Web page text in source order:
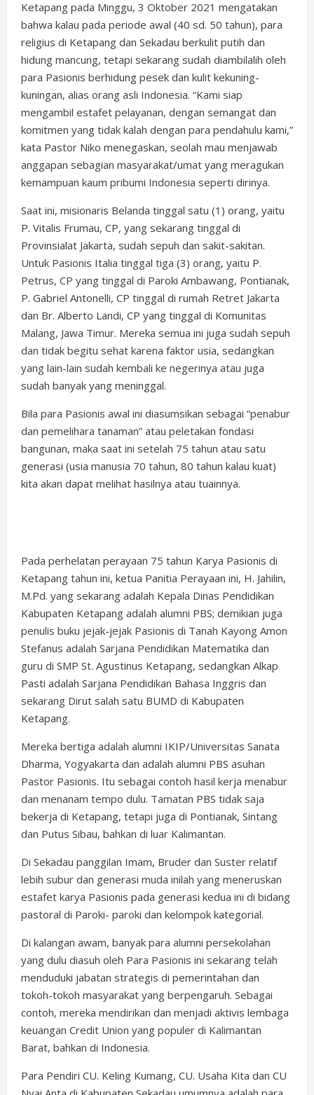
Ketapang pada Minggu, 3 Oktober 2021 mengatakan
bahwa kalau pada periode awal (40 sd. 50 tahun), para
religius di Ketapang dan Sekadau berkulit putih dan
hidung mancung, tetapi sekarang sudah diambilalih oleh
para Pasionis berhidung pesek dan kulit kekuning-
kuningan, alias orang asli Indonesia. “Kami siap
mengambil estafet pelayanan, dengan semangat dan
komitmen yang tidak kalah dengan para pendahulu kami,”
kata Pastor Niko menegaskan, seolah mau menjawab
anggapan sebagian masyarakat/umat yang meragukan
kemampuan kaum pribumi Indonesia seperti dirinya.
Saat ini, misionaris Belanda tinggal satu (1) orang, yaitu
P. Vitalis Frumau, CP, yang sekarang tinggal di
Provinsialat Jakarta, sudah sepuh dan sakit-sakitan.
Untuk Pasionis Italia tinggal tiga (3) orang, yaitu P.
Petrus, CP yang tinggal di Paroki Ambawang, Pontianak,
P. Gabriel Antonelli, CP tinggal di rumah Retret Jakarta
dan Br. Alberto Landi, CP yang tinggal di Komunitas
Malang, Jawa Timur. Mereka semua ini juga sudah sepuh
dan tidak begitu sehat karena faktor usia, sedangkan
yang lain-lain sudah kembali ke negerinya atau juga
sudah banyak yang meninggal.
Bila para Pasionis awal ini diasumsikan sebagai “penabur
dan pemelihara tanaman” atau peletakan fondasi
bangunan, maka saat ini setelah 75 tahun atau satu
generasi (usia manusia 70 tahun, 80 tahun kalau kuat)
kita akan dapat melihat hasilnya atau tuainnya.
Pada perhelatan perayaan 75 tahun Karya Pasionis di
Ketapang tahun ini, ketua Panitia Perayaan ini, H. Jahilin,
M.Pd. yang sekarang adalah Kepala Dinas Pendidikan
Kabupaten Ketapang adalah alumni PBS; demikian juga
penulis buku jejak-jejak Pasionis di Tanah Kayong Amon
Stefanus adalah Sarjana Pendidikan Matematika dan
guru di SMP St. Agustinus Ketapang, sedangkan Alkap
Pasti adalah Sarjana Pendidikan Bahasa Inggris dan
sekarang Dirut salah satu BUMD di Kabupaten
Ketapang.
Mereka bertiga adalah alumni IKIP/Universitas Sanata
Dharma, Yogyakarta dan adalah alumni PBS asuhan
Pastor Pasionis. Itu sebagai contoh hasil kerja menabur
dan menanam tempo dulu. Tamatan PBS tidak saja
bekerja di Ketapang, tetapi juga di Pontianak, Sintang
dan Putus Sibau, bahkan di luar Kalimantan.
Di Sekadau panggilan Imam, Bruder dan Suster relatif
lebih subur dan generasi muda inilah yang meneruskan
estafet karya Pasionis pada generasi kedua ini di bidang
pastoral di Paroki- paroki dan kelompok kategorial.
Di kalangan awam, banyak para alumni persekolahan
yang dulu diasuh oleh Para Pasionis ini sekarang telah
menduduki jabatan strategis di pemerintahan dan
tokoh-tokoh masyarakat yang berpengaruh. Sebagai
contoh, mereka mendirikan dan menjadi aktivis lembaga
keuangan Credit Union yang populer di Kalimantan
Barat, bahkan di Indonesia.
Para Pendiri CU. Keling Kumang, CU. Usaha Kita dan CU